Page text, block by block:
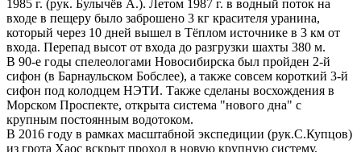
1985 г. (рук. Булычёв А.). Летом 1987 г. в водный поток на
входе в пещеру было заброшено 3 кг красителя уранина,
который через 10 дней вышел в Тёплом источнике в 3 км от
входа. Перепад высот от входа до разгрузки шахты 380 м.
В 90-е годы спелеологами Новосибирска был пройден 2-й
сифон (в Барнаульском Бобслее), а также совсем короткий 3-й
сифон под колодцем НЭТИ. Также сделаны восхождения в
Морском Проспекте, открыта система "нового дна" с
крупным постоянным водотоком.
В 2016 году в рамках масштабной экспедиции (рук.С.Купцов)
из грота Хаос вскрыт проход в новую крупную систему.